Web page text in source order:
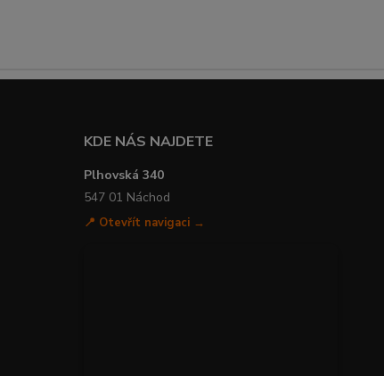
KDE NÁS NAJDETE
Plhovská 340
547 01 Náchod
📍 Otevřít navigaci →